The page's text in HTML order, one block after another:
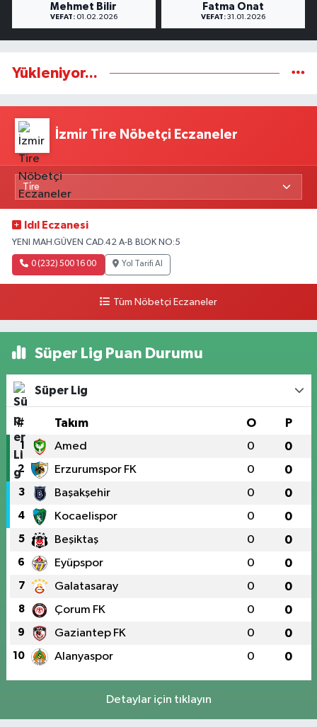
Mehmet Bilir
VEFAT:01.02.2026
Fatma Onat
VEFAT: 31.01.2026
Yükleniyor...
İzmir Tire Nöbetçi Eczaneler
Idıl Eczanesi
YENI MAH.GÜVEN CAD.42 A-B BLOK NO:5
0 (232) 500 16 00 Yol Tarifi Al
Tüm Nöbetçi Eczaneler
Süper Lig Puan Durumu
Süper Lig
# Takım O P
1 Amed 0 0
2 Erzurumspor FK 0 0
3 Başakşehir 0 0
4 Kocaelispor 0 0
5 Beşiktaş 0 0
6 Eyüpspor 0 0
7 Galatasaray 0 0
8 Çorum FK 0 0
9 Gaziantep FK 0 0
10 Alanyaspor 0 0
Detaylar için tıklayın